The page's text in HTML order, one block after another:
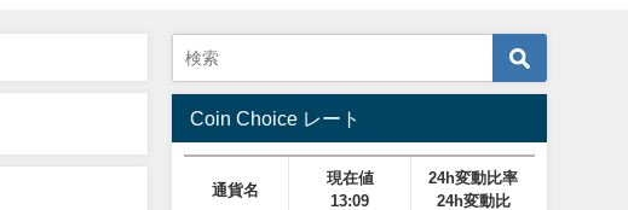
Coin Choice レート
通貨名
現在値
13:09
24h変動比率
24h変動比